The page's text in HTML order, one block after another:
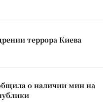
террора Киева
о наличии мин на